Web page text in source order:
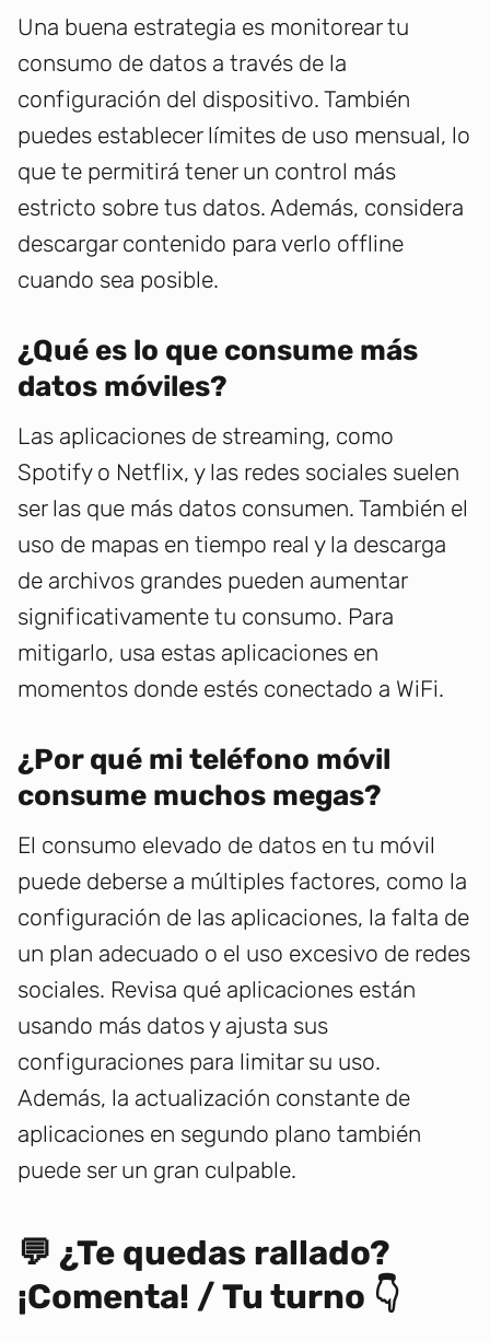
Una buena estrategia es monitorear tu
consumo de datos a través de la
configuración del dispositivo. También
puedes establecer límites de uso mensual, lo
que te permitirá tener un control más
estricto sobre tus datos. Además, considera
descargar contenido para verlo offline
cuando sea posible.
¿Qué es lo que consume más
datos móviles?
Las aplicaciones de streaming, como
Spotify o Netflix, y las redes sociales suelen
ser las que más datos consumen. También el
uso de mapas en tiempo real y la descarga
de archivos grandes pueden aumentar
significativamente tu consumo. Para
mitigarlo, usa estas aplicaciones en
momentos donde estés conectado a WiFi.
¿Por qué mi teléfono móvil
consume muchos megas?
El consumo elevado de datos en tu móvil
puede deberse a múltiples factores, como la
configuración de las aplicaciones, la falta de
un plan adecuado o el uso excesivo de redes
sociales. Revisa qué aplicaciones están
usando más datos y ajusta sus
configuraciones para limitar su uso.
Además, la actualización constante de
aplicaciones en segundo plano también
puede ser un gran culpable.
💬 ¿Te quedas rallado?
¡Comenta! / Tu turno 👇